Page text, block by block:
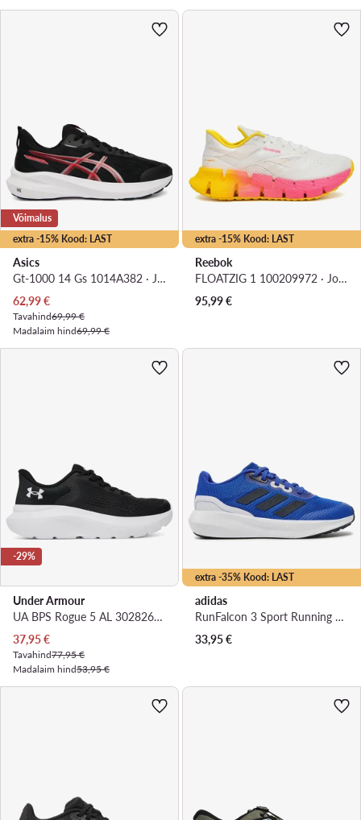
extra -15% Kood: LAST
Võimalus
Asics
Gt-1000 14 Gs 1014A382 · Jooksujalatsid
Praegune hind
62,99€
Tavahind69,99 €
Madalaim hind69,99 €
extra -15% Kood: LAST
Reebok
FLOATZIG 1 100209972 · Jooksujalatsid
95,99€
-29%
Under Armour
UA BPS Rogue 5 AL 3028268 · Jooksujalatsid
Praegune hind
37,95€
Tavahind77,95 €
Madalaim hind53,95 €
extra -35% Kood: LAST
adidas
RunFalcon 3 Sport Running Lace Shoes HP5840 · Jooksujalatsid
33,95€